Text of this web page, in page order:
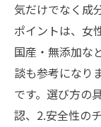
気だけでなく成
ポイントは、女
国産・無添加な
談も参考になり
です。選び方の
認、2.安全性の